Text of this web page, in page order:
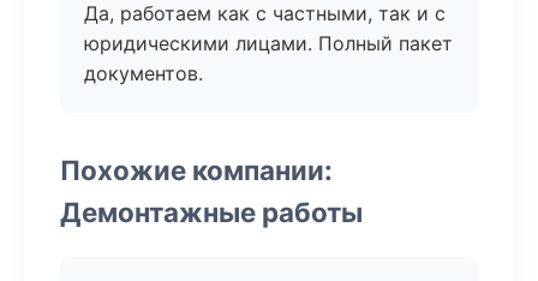
Да, работаем как с частными, так и с
юридическими лицами. Полный пакет
документов.
Похожие компании:
Демонтажные работы